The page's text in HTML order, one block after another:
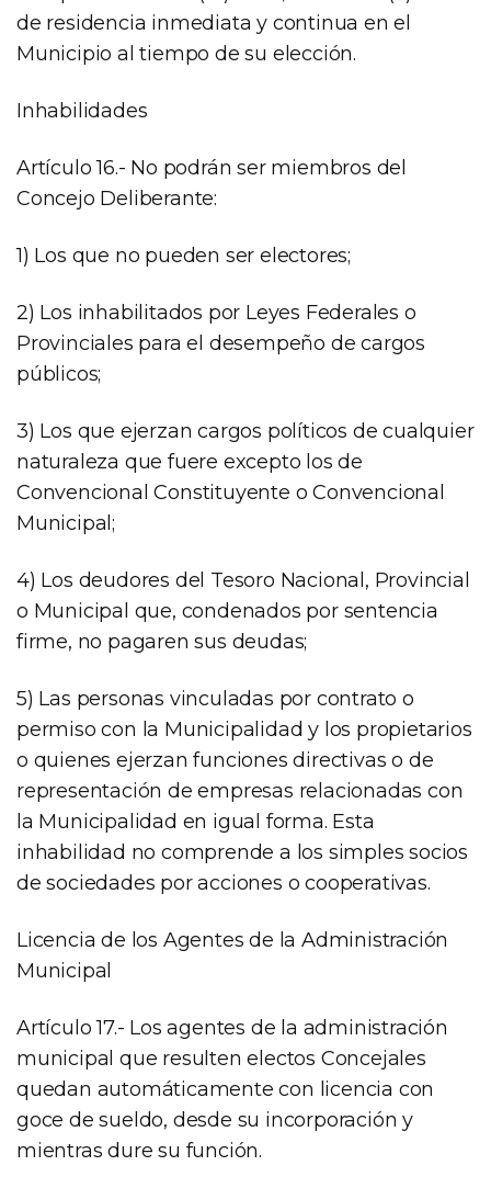
de residencia inmediata y continua en el
Municipio al tiempo de su elección.
Inhabilidades
Artículo 16.- No podrán ser miembros del
Concejo Deliberante:
1) Los que no pueden ser electores;
2) Los inhabilitados por Leyes Federales o
Provinciales para el desempeño de cargos
públicos;
3) Los que ejerzan cargos políticos de cualquier
naturaleza que fuere excepto los de
Convencional Constituyente o Convencional
Municipal;
4) Los deudores del Tesoro Nacional, Provincial
o Municipal que, condenados por sentencia
firme, no pagaren sus deudas;
5) Las personas vinculadas por contrato o
permiso con la Municipalidad y los propietarios
o quienes ejerzan funciones directivas o de
representación de empresas relacionadas con
la Municipalidad en igual forma. Esta
inhabilidad no comprende a los simples socios
de sociedades por acciones o cooperativas.
Licencia de los Agentes de la Administración
Municipal
Artículo 17.- Los agentes de la administración
municipal que resulten electos Concejales
quedan automáticamente con licencia con
goce de sueldo, desde su incorporación y
mientras dure su función.